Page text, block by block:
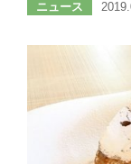
ニュース